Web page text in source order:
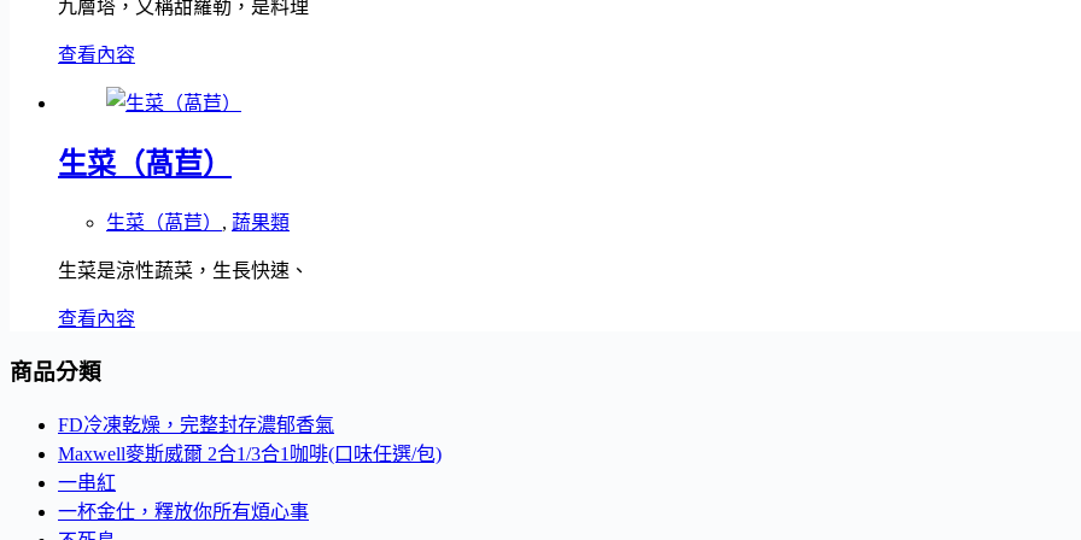
九層塔，又稱甜羅勒，是料理
查看內容
生菜（萵苣）
生菜（萵苣） , 蔬果類
生菜是涼性蔬菜，生長快速、
查看內容
商品分類
FD冷凍乾燥，完整封存濃郁香氣
Maxwell麥斯威爾 2合1/3合1咖啡(口味任選/包)
一串紅
一杯金仕，釋放你所有煩心事